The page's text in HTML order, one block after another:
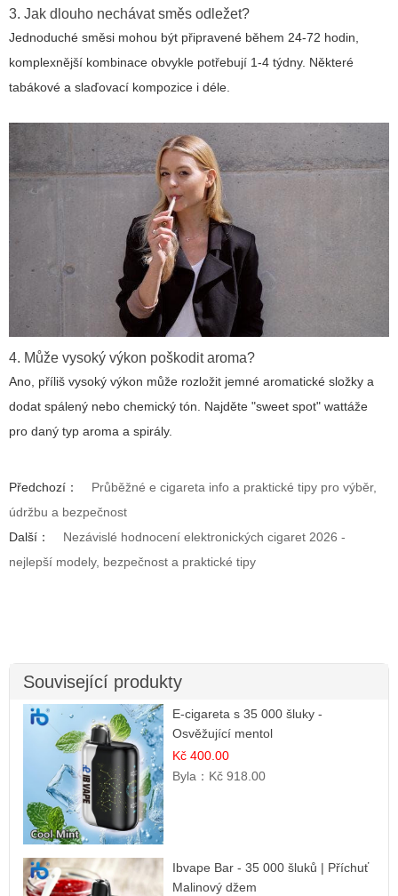
3. Jak dlouho nechávat směs odležet?
Jednoduché směsi mohou být připravené během 24-72 hodin,
komplexnější kombinace obvykle potřebují 1-4 týdny. Některé
tabákové a slaďovací kompozice i déle.
4. Může vysoký výkon poškodit aroma?
Ano, příliš vysoký výkon může rozložit jemné aromatické složky a
dodat spálený nebo chemický tón. Najděte "sweet spot" wattáže
pro daný typ aroma a spirály.
Předchozí：
Průběžné e cigareta info a praktické tipy pro výběr,
údržbu a bezpečnost
Další：
Nezávislé hodnocení elektronických cigaret 2026 -
nejlepší modely, bezpečnost a praktické tipy
Související produkty
E-cigareta s 35 000 šluky -
Osvěžující mentol
Kč 400.00
Byla： Kč 918.00
Ibvape Bar - 35 000 šluků | Příchuť
Malinový džem